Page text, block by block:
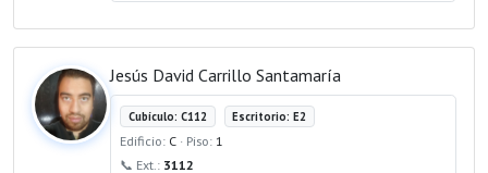
Jesús David Carrillo Santamaría
Cubículo: C112 Escritorio: E2
Edificio: C · Piso: 1
📞 Ext.: 3112